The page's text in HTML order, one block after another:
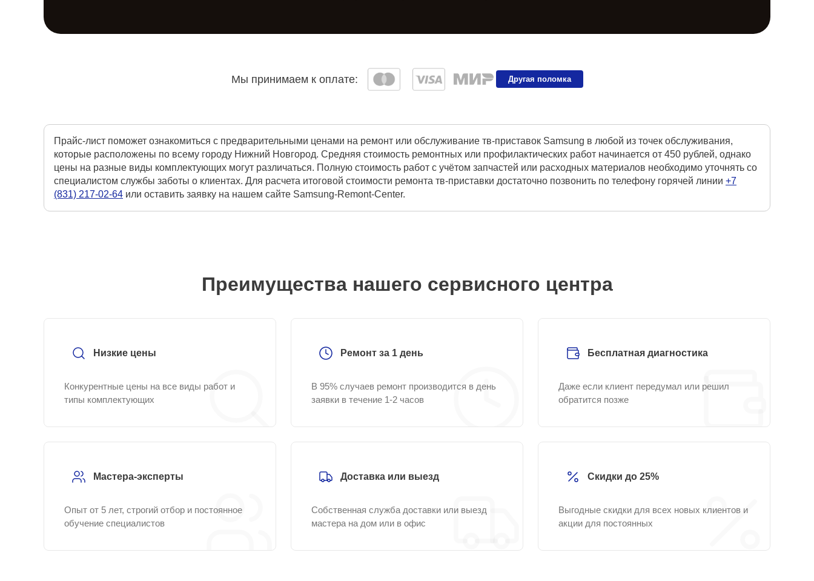
Мы принимаем к оплате: Другая поломка
Прайс-лист поможет ознакомиться с предварительными ценами на ремонт или обслуживание тв-приставок Samsung в любой из точек обслуживания,
которые расположены по всему городу Нижний Новгород. Средняя стоимость ремонтных или профилактических работ начинается от 450 рублей, однако
цены на разные виды комплектующих могут различаться. Полную стоимость работ с учётом запчастей или расходных материалов необходимо уточнять со
специалистом службы заботы о клиентах. Для расчета итоговой стоимости ремонта тв-приставки достаточно позвонить по телефону горячей линии +7
(831) 217-02-64 или оставить заявку на нашем сайте Samsung-Remont-Center.
Преимущества нашего сервисного центра
Низкие цены
Конкурентные цены на все виды работ и
типы комплектующих
Ремонт за 1 день
В 95% случаев ремонт производится в день
заявки в течение 1-2 часов
Бесплатная диагностика
Даже если клиент передумал или решил
обратится позже
Мастера-эксперты
Опыт от 5 лет, строгий отбор и постоянное
обучение специалистов
Доставка или выезд
Собственная служба доставки или выезд
мастера на дом или в офис
Скидки до 25%
Выгодные скидки для всех новых клиентов и
акции для постоянных